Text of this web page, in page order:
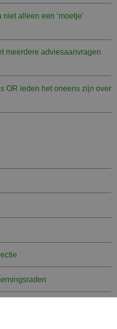
alleen een ‘moetje’
meerdere adviesaanvragen
OR leden het oneens zijn over